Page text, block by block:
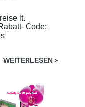
lt.
Code:
WEITERLESEN »